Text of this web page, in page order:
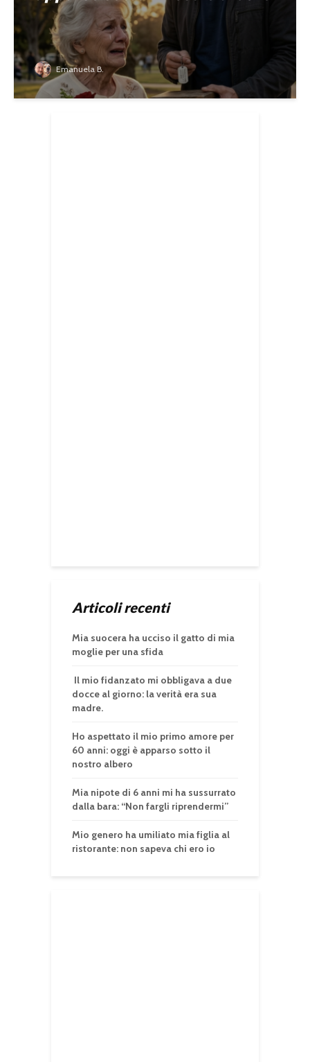
Emanuela B.
Articoli recenti
Mia suocera ha ucciso il gatto di mia
moglie per una sfida
Il mio fidanzato mi obbligava a due
docce al giorno: la verità era sua
madre.
Ho aspettato il mio primo amore per
60 anni: oggi è apparso sotto il
nostro albero
Mia nipote di 6 anni mi ha sussurrato
dalla bara: “Non fargli riprendermi”
Mio genero ha umiliato mia figlia al
ristorante: non sapeva chi ero io